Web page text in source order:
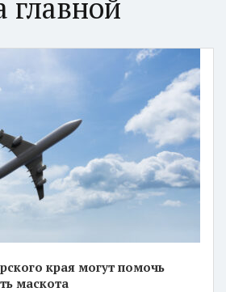
главной
края могут помочь
маскота